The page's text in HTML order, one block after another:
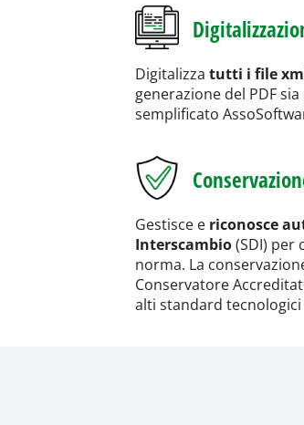
Digitalizza tutti i file
generazione del PDF
semplificato
Gestisce e riconosce
Interscambio(SDI) per
norma. La
Conservatore
alti standard